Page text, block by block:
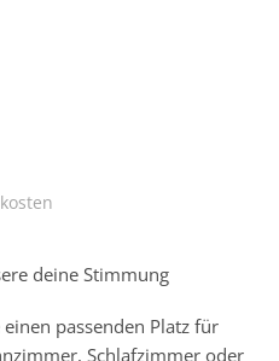
€.
deine Stimmung
passenden Platz für
Schlafzimmer oder